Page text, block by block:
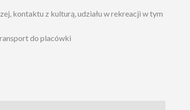
kontaktu z kulturą, udziału w rekreacji w tym
do placówki